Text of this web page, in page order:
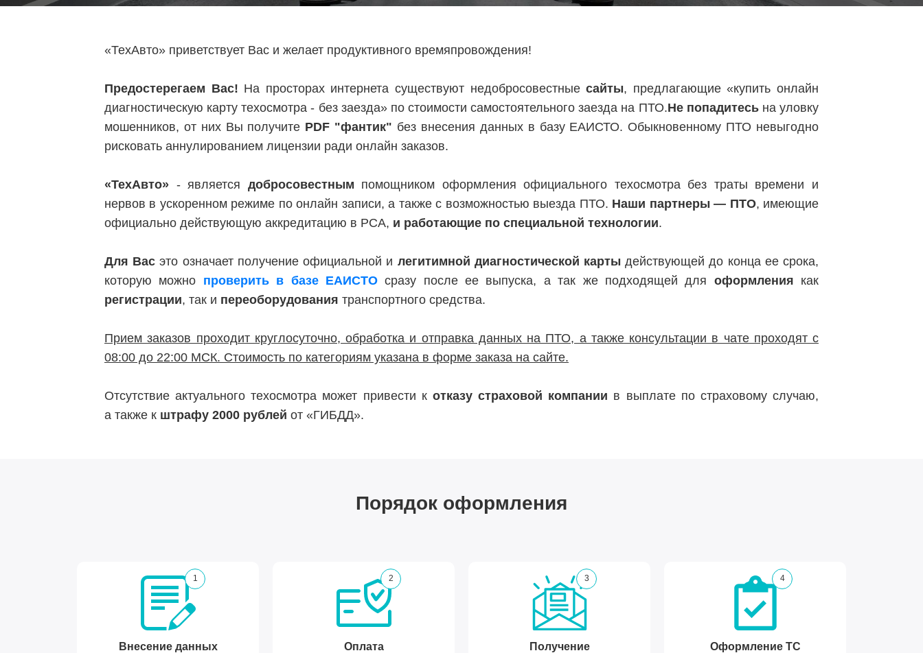
«ТехАвто» приветствует Вас и желает продуктивного времяпровождения!
Предостерегаем Вас! На просторах интернета существуют недобросовестныесайты, предлагающие «купить онлайн
диагностическую карту техосмотра - без заезда» по стоимости самостоятельного заезда на ПТО.Не попадитесьна уловку
мошенников, от них Вы получите PDF "фантик" без внесения данных в базу ЕАИСТО. Обыкновенному ПТО невыгодно
рисковать аннулированием лицензии ради онлайн заказов.
«ТехАвто» - является добросовестным помощником оформления официального техосмотра без траты времени и
нервов в ускоренном режиме по онлайн записи, а также с возможностью выезда ПТО. Наши партнеры — ПТО, имеющие
официально действующую аккредитацию в РСА, и работающие по специальной технологии.
Для Вас это означает получение официальной и легитимной диагностической карты действующей до конца ее срока,
которую можно проверить в базе ЕАИСТОсразу после ее выпуска, а так же подходящей для оформления как
регистрации, так и переоборудования транспортного средства.
Прием заказов проходит круглосуточно, обработка и отправка данных на ПТО, а также консультации в чате проходят с
08:00 до 22:00 МСК. Стоимость по категориям указана в форме заказа на сайте.
Отсутствие актуального техосмотра может привести к отказу страховой компании в выплате по страховому случаю,
а также к штрафу 2000 рублей от «ГИБДД».
Порядок оформления
1
Внесение данных
2
Оплата
3
Получение
4
Оформление ТС